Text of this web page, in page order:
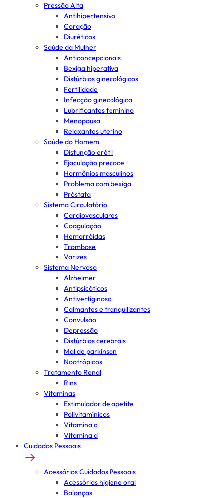
Pressão Alta
Antihipertensivo
Coração
Diuréticos
Saúde da Mulher
Anticoncepcionais
Bexiga hiperativa
Distúrbios ginecológicos
Fertilidade
Infecção ginecológica
Lubrificantes feminino
Menopausa
Relaxantes uterino
Saúde do Homem
Disfunção erétil
Ejaculação precoce
Hormônios masculinos
Problema com bexiga
Próstata
Sistema Circulatório
Cardiovasculares
Coagulação
Hemorróidas
Trombose
Varizes
Sistema Nervoso
Alzheimer
Antipsicóticos
Antivertiginoso
Calmantes e tranquilizantes
Convulsão
Depressão
Distúrbios cerebrais
Mal de parkinson
Nootrópicos
Tratamento Renal
Rins
Vitaminas
Estimulador de apetite
Polivitamínicos
Vitamina c
Vitamina d
Cuidados Pessoais
Acessórios Cuidados Pessoais
Acessórios higiene oral
Balanças